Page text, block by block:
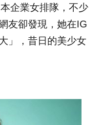
企業女排隊，不少
友卻發現，她在IG
」，昔日的美少女